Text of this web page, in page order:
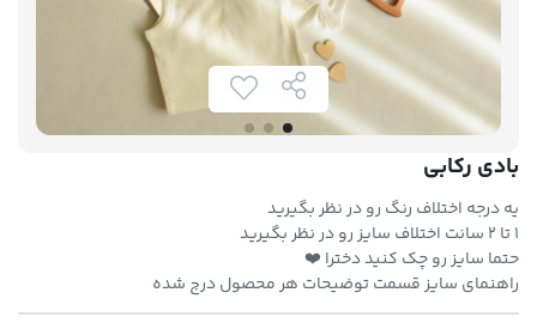
بادی رکابی
یه درجه اختلاف رنگ رو در نظر بگیرید
۱ تا ۲ سانت اختلاف سایز رو در نظر بگیرید
حتما سایز رو چک کنید دخترا ❤️
راهنمای سایز قسمت توضیحات هر محصول درج شده